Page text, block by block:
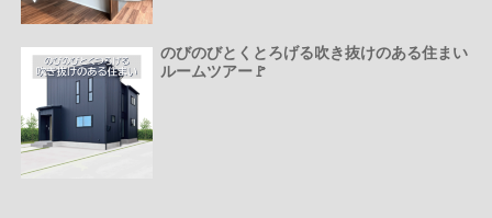
のびのびとくとろげる吹き抜けのある住まい
ルームツアー🚩